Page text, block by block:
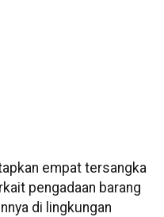
empat tersangka
pengadaan barang
di lingkungan